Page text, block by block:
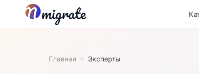
Главная Эксперты